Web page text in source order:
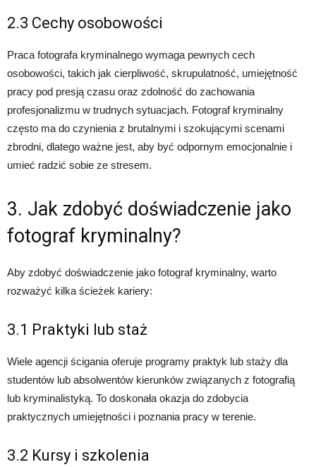
2.3 Cechy osobowości
Praca fotografa kryminalnego wymaga pewnych cech
osobowości, takich jak cierpliwość, skrupulatność, umiejętność
pracy pod presją czasu oraz zdolność do zachowania
profesjonalizmu w trudnych sytuacjach. Fotograf kryminalny
często ma do czynienia z brutalnymi i szokującymi scenami
zbrodni, dlatego ważne jest, aby być odpornym emocjonalnie i
umieć radzić sobie ze stresem.
3. Jak zdobyć doświadczenie jako
fotograf kryminalny?
Aby zdobyć doświadczenie jako fotograf kryminalny, warto
rozważyć kilka ścieżek kariery:
3.1 Praktyki lub staż
Wiele agencji ścigania oferuje programy praktyk lub staży dla
studentów lub absolwentów kierunków związanych z fotografią
lub kryminalistyką. To doskonała okazja do zdobycia
praktycznych umiejętności i poznania pracy w terenie.
3.2 Kursy i szkolenia